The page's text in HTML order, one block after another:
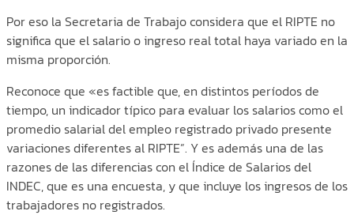
Por eso la Secretaria de Trabajo considera que el RIPTE no
significa que el salario o ingreso real total haya variado en la
misma proporción.
Reconoce que «es factible que, en distintos períodos de
tiempo, un indicador típico para evaluar los salarios como el
promedio salarial del empleo registrado privado presente
variaciones diferentes al RIPTE”. Y es además una de las
razones de las diferencias con el Índice de Salarios del
INDEC, que es una encuesta, y que incluye los ingresos de los
trabajadores no registrados.